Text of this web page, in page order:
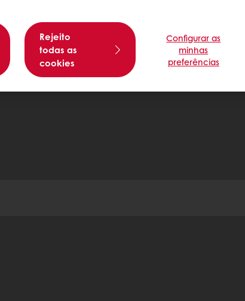
Rejeito
todas as
cookies
Configurar as
minhas
preferências